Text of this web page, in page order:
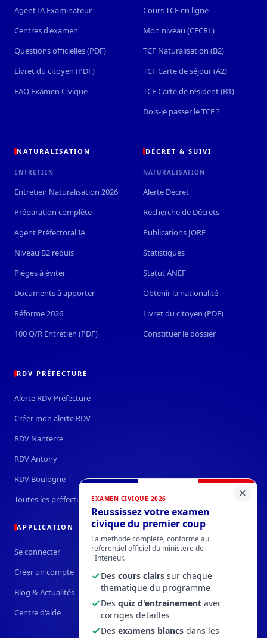
EXAMEN CIVIQUE 2026
Reussissez votre examen
civique du premier coup
La methode complete, conforme au
referentiel officiel du ministere de
l'Interieur.
Des cours clairs sur chaque
thematique du programme
Des quiz d'entrainement avec
corriges detailles
Des examens blancs dans les
Agent IA Examinateur
Centres d'examen
Questions officielles (PDF)
Livret du citoyen (PDF)
FAQ Examen Civique
Cours TCF en ligne
Mon niveau (CECRL)
TCF Naturalisation (B2)
TCF Carte de séjour (A2)
TCF Carte de résident (B1)
Dois-je passer le TCF ?
NATURALISATION
ENTRETIEN
Entretien Naturalisation 2026
Préparation complète
Agent Préfectoral IA
Niveau B2 requis
Pièges à éviter
Documents à apporter
Réforme 2026
100 Q/R Entretien (PDF)
DÉCRET & SUIVI
NATURALISATION
Alerte Décret
Recherche de Décrets
Publications JORF
Statistiques
Statut ANEF
Obtenir la nationalité
Livret du citoyen (PDF)
Constituer le dossier
RDV PRÉFECTURE
Alerte RDV Préfecture
Créer mon alerte RDV
RDV Nanterre
RDV Antony
RDV Boulogne
Toutes les préfectures →
APPLICATION
Se connecter
Créer un compte
Blog & Actualités
Centre d'aide